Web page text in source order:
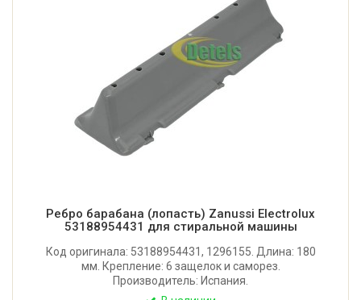
Ребро барабана (лопасть) Zanussi Electrolux
53188954431 для стиральной машины
Код оригинала: 53188954431, 1296155. Длина: 180
мм. Крепление: 6 защелок и саморез.
Производитель: Испания.